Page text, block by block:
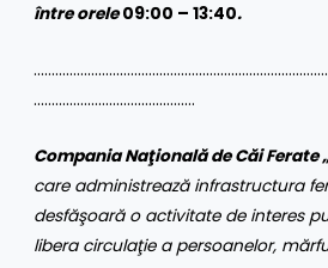
între orele09:00 – 13:40.
………………………………………
Compania Naţională de Căi Ferate
care administrează infrastructura
desfăşoară o activitate de interes
libera circulaţie a persoanelor,